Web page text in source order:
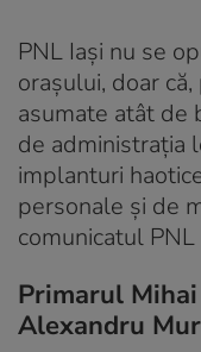
PNL Iaşi nu se
oraşului, doar
asumate atât de
de administraţia
implanturi
personale şi de
comunicatul PNL
Primarul
Alexandru